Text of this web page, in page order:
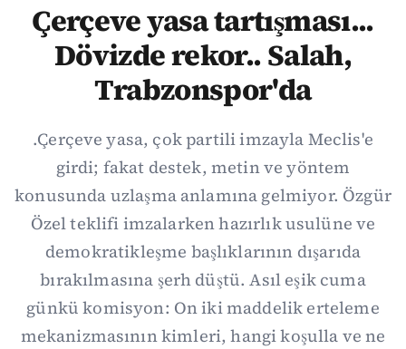
Çerçeve yasa tartışması...
Dövizde rekor.. Salah,
Trabzonspor'da
.Çerçeve yasa, çok partili imzayla Meclis'e
girdi; fakat destek, metin ve yöntem
konusunda uzlaşma anlamına gelmiyor. Özgür
Özel teklifi imzalarken hazırlık usulüne ve
demokratikleşme başlıklarının dışarıda
bırakılmasına şerh düştü. Asıl eşik cuma
günkü komisyon: On iki maddelik erteleme
mekanizmasının kimleri, hangi koşulla ve ne